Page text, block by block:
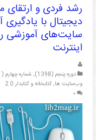
رشد فردی و ارتقای
دیجیتال با یادگیری
سایت‌های آموزشی
اینترنت
دوره پنجم (1398) , شماره چهارم (
وب‌سایت ها,کتابخانه و کتابدار 2.0
۰